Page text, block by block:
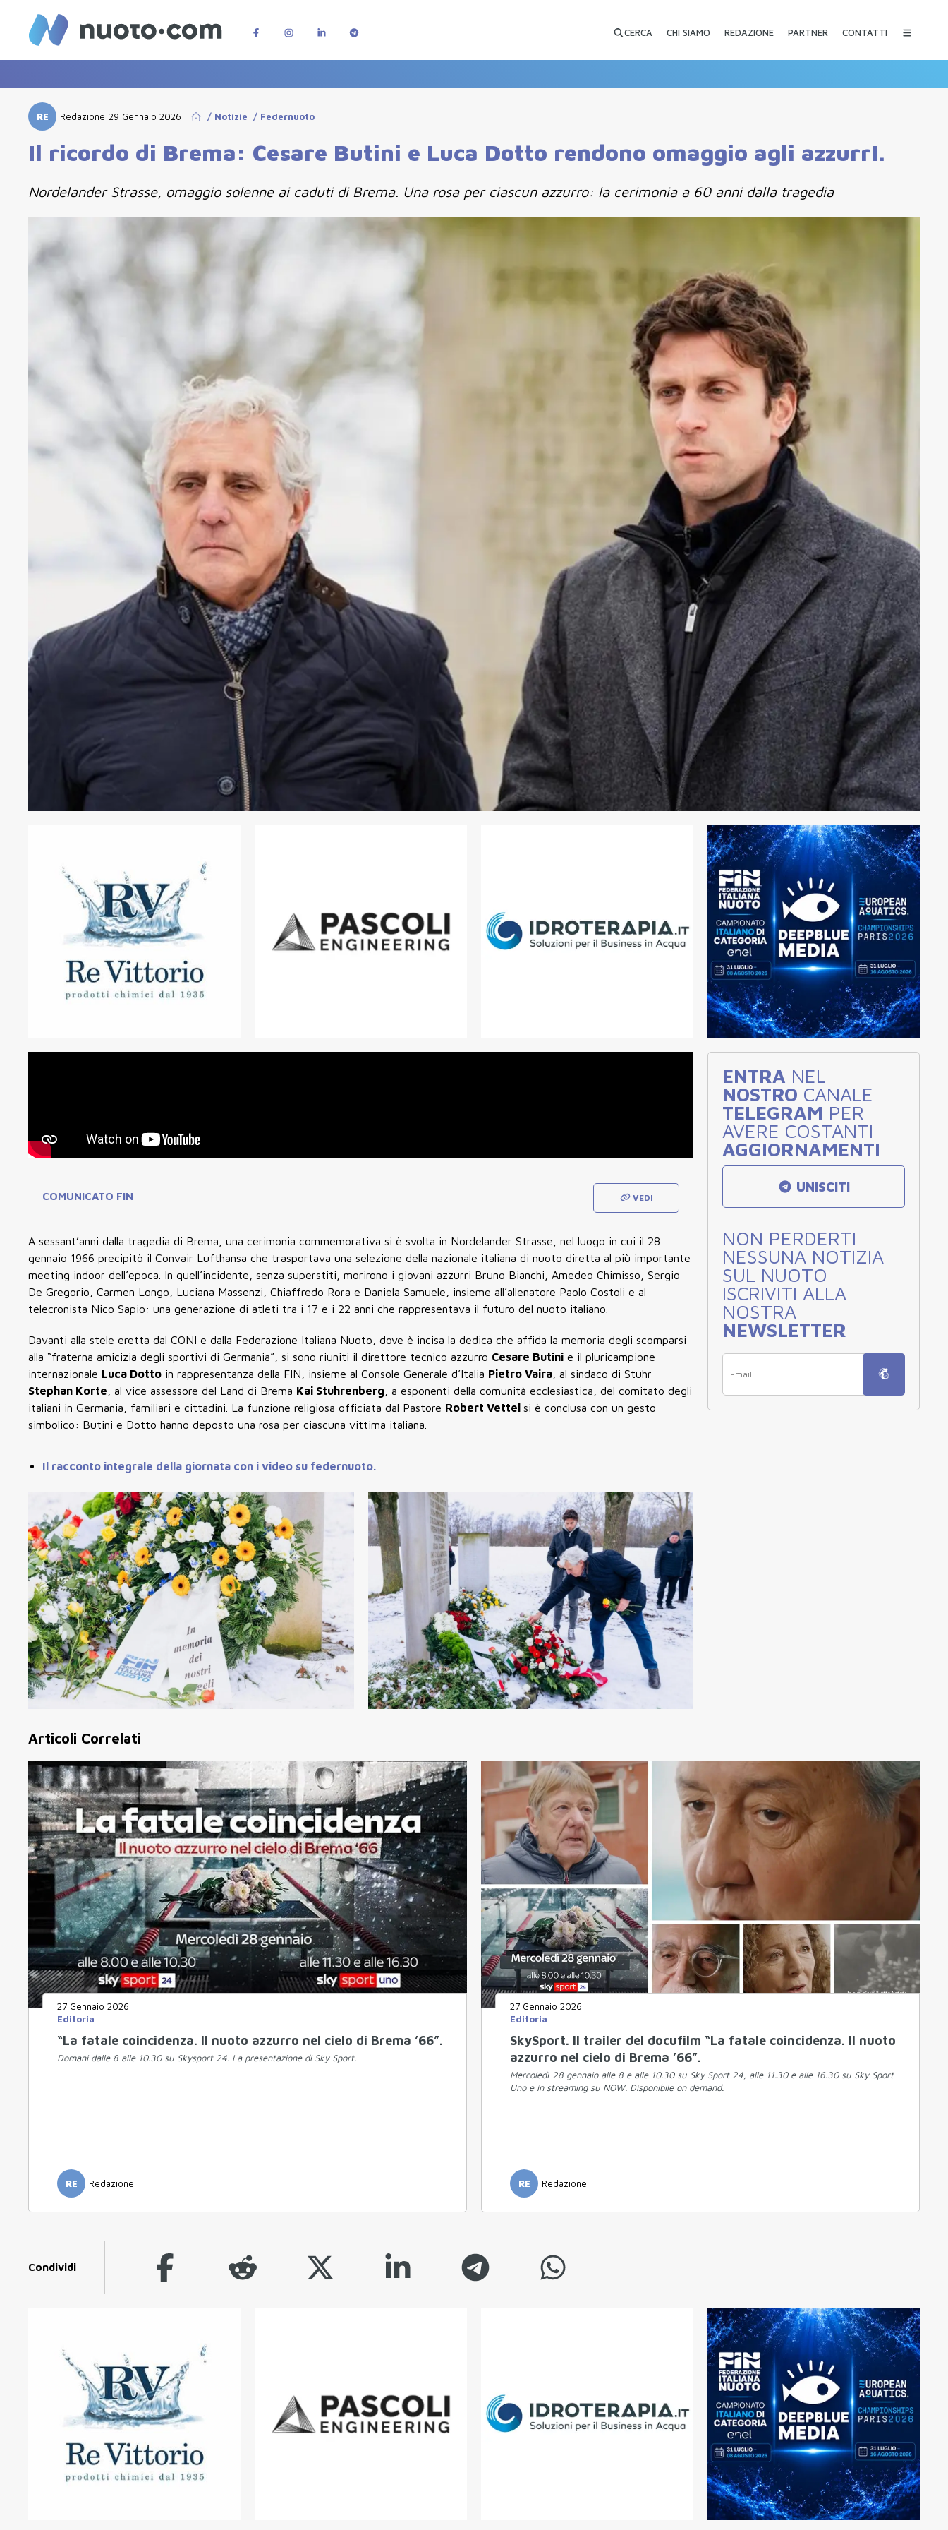
CERCA CHI SIAMO REDAZIONE PARTNER CONTATTI
RE Redazione 29 Gennaio 2026 | / Notizie / Federnuoto
Il ricordo di Brema: Cesare Butini e Luca Dotto rendono omaggio agli azzurrI.
Nordelander Strasse, omaggio solenne ai caduti di Brema. Una rosa per ciascun azzurro: la cerimonia a 60 anni dalla tragedia
COMUNICATO FIN VEDI
A sessant’anni dalla tragedia di Brema, una cerimonia commemorativa si è svolta in Nordelander Strasse, nel luogo in cui il 28
gennaio 1966 precipitò il Convair Lufthansa che trasportava una selezione della nazionale italiana di nuoto diretta al più importante
meeting indoor dell’epoca. In quell’incidente, senza superstiti, morirono i giovani azzurri Bruno Bianchi, Amedeo Chimisso, Sergio
De Gregorio, Carmen Longo, Luciana Massenzi, Chiaffredo Rora e Daniela Samuele, insieme all’allenatore Paolo Costoli e al
telecronista Nico Sapio: una generazione di atleti tra i 17 e i 22 anni che rappresentava il futuro del nuoto italiano.
Davanti alla stele eretta dal CONI e dalla Federazione Italiana Nuoto, dove è incisa la dedica che affida la memoria degli scomparsi
alla “fraterna amicizia degli sportivi di Germania”, si sono riuniti il direttore tecnico azzurro Cesare Butini e il pluricampione
internazionale Luca Dotto in rappresentanza della FIN, insieme al Console Generale d’Italia Pietro Vaira , al sindaco di Stuhr
Stephan Korte , al vice assessore del Land di Brema Kai Stuhrenberg , a esponenti della comunità ecclesiastica, del comitato degli
italiani in Germania, familiari e cittadini. La funzione religiosa officiata dal Pastore Robert Vettel si è conclusa con un gesto
simbolico: Butini e Dotto hanno deposto una rosa per ciascuna vittima italiana.
Il racconto integrale della giornata con i video su federnuoto.
ENTRA NEL
NOSTRO CANALE
TELEGRAM PER
AVERE COSTANTI
AGGIORNAMENTI
UNISCITI
NON PERDERTI
NESSUNA NOTIZIA
SUL NUOTO
ISCRIVITI ALLA
NOSTRA
NEWSLETTER
Articoli Correlati
27 Gennaio 2026
Editoria
“La fatale coincidenza. Il nuoto azzurro nel cielo di Brema ’66”.
Domani dalle 8 alle 10.30 su Skysport 24. La presentazione di Sky Sport.
RE Redazione
27 Gennaio 2026
Editoria
SkySport. Il trailer del docufilm “La fatale coincidenza. Il nuoto
azzurro nel cielo di Brema ’66”.
Mercoledì 28 gennaio alle 8 e alle 10.30 su Sky Sport 24, alle 11.30 e alle 16.30 su Sky Sport
Uno e in streaming su NOW. Disponibile on demand.
RE Redazione
Condividi